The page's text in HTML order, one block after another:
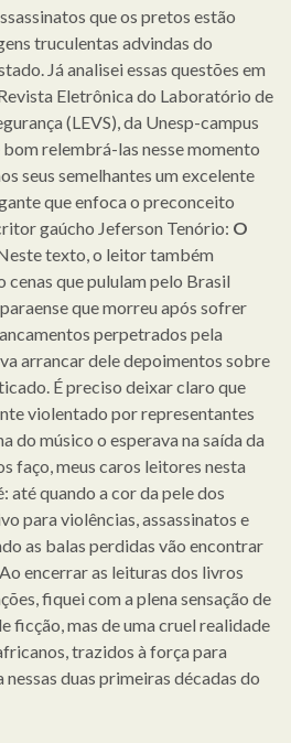
que os pretos estão
truculentas advindas do
Já analisei essas questões em
Eletrônica do Laboratório de
(LEVS), da Unesp-campus
relembrá-las nesse momento
seus semelhantes um excelente
que enfoca o preconceito
gaúcho Jeferson Tenório: O
texto, o leitor também
que pululam pelo Brasil
que morreu após sofrer
perpetrados pela
arrancar dele depoimentos sobre
É preciso deixar claro que
violentado por representantes
do músico o esperava na saída da
faço, meus caros leitores nesta
até quando a cor da pele dos
para violências, assassinatos e
as balas perdidas vão encontrar
encerrar as leituras dos livros
fiquei com a plena sensação de
ficção, mas de uma cruel realidade
trazidos à força para
duas primeiras décadas do